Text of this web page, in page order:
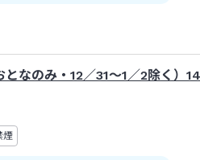
なのみ・12／31～1／2除く）
煙